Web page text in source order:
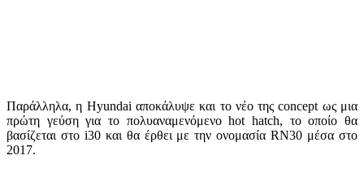
Παράλληλα, η Hyundai αποκάλυψε και το νέο της concept ως μια
πρώτη γεύση για το πολυαναμενόμενο hot hatch, το οποίο θα
βασίζεται στο i30 και θα έρθει με την ονομασία RN30 μέσα στο
2017.